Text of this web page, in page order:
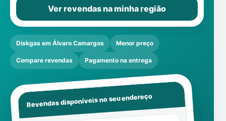
Ver revendas na minha região
Diskgas em Álvaro Camargos Menor preço
Compare revendas Pagamento na entrega
Revendas disponíveis no seu endereço